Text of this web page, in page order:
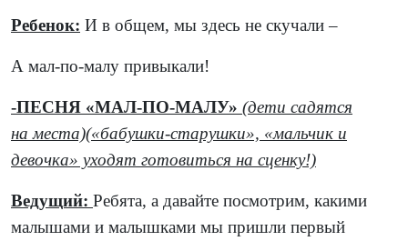
Ребенок: И в общем, мы здесь не скучали –
А мал-по-малу привыкали!
-ПЕСНЯ «МАЛ-ПО-МАЛУ» (дети садятся
на места)(«бабушки-старушки», «мальчик и
девочка» уходят готовиться на сценку!)
Ведущий: Ребята, а давайте посмотрим, какими
малышами и малышками мы пришли первый